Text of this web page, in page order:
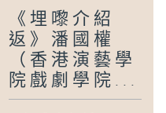
《埋嚟介紹
返》潘國權
（香港演藝學
院戲劇學院...